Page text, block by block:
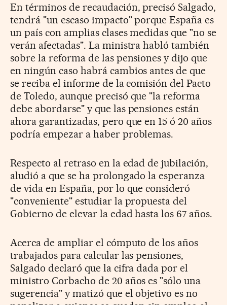
En términos de recaudación, precisó Salgado,
tendrá "un escaso impacto" porque España es
un país con amplias clases medidas que "no se
verán afectadas". La ministra habló también
sobre la reforma de las pensiones y dijo que
en ningún caso habrá cambios antes de que
se reciba el informe de la comisión del Pacto
de Toledo, aunque precisó que "la reforma
debe abordarse" y que las pensiones están
ahora garantizadas, pero que en 15 ó 20 años
podría empezar a haber problemas.
Respecto al retraso en la edad de jubilación,
aludió a que se ha prolongado la esperanza
de vida en España, por lo que consideró
"conveniente" estudiar la propuesta del
Gobierno de elevar la edad hasta los 67 años.
Acerca de ampliar el cómputo de los años
trabajados para calcular las pensiones,
Salgado declaró que la cifra dada por el
ministro Corbacho de 20 años es "sólo una
sugerencia" y matizó que el objetivo es no